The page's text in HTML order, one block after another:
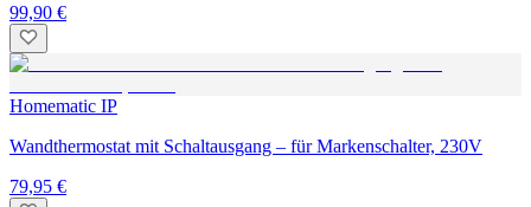
99,90 €
Homematic IP
Wandthermostat mit Schaltausgang – für Markenschalter, 230V
79,95 €